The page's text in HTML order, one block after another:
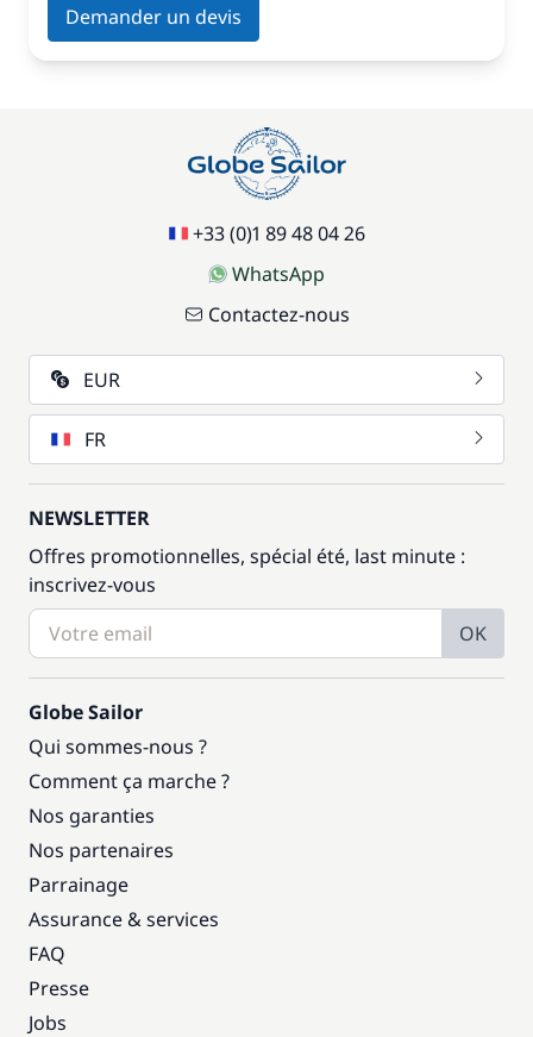
Demander un devis
+33 (0)1 89 48 04 26
WhatsApp
Contactez-nous
EUR
FR
NEWSLETTER
Offres promotionnelles, spécial été, last minute :
inscrivez-vous
OK
Globe Sailor
Qui sommes-nous ?
Comment ça marche ?
Nos garanties
Nos partenaires
Parrainage
Assurance & services
FAQ
Presse
Jobs